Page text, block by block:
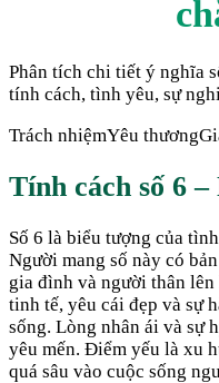
Phân tích chi tiết ý nghĩa
tính cách, tình yêu, sự
Trách nhiệmYêu thương
Tính cách số 6 –
Số 6 là biểu tượng của
Người mang số này có
gia đình và người thân
tinh tế, yêu cái đẹp và sự
sống. Lòng nhân ái và sự
yêu mến. Điểm yếu là xu
quá sâu vào cuộc sống